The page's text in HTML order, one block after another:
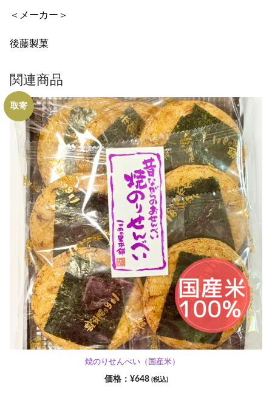
＜メーカー＞
後藤製菓
関連商品
取寄
焼のりせんべい（国産米）
¥648 (税込)